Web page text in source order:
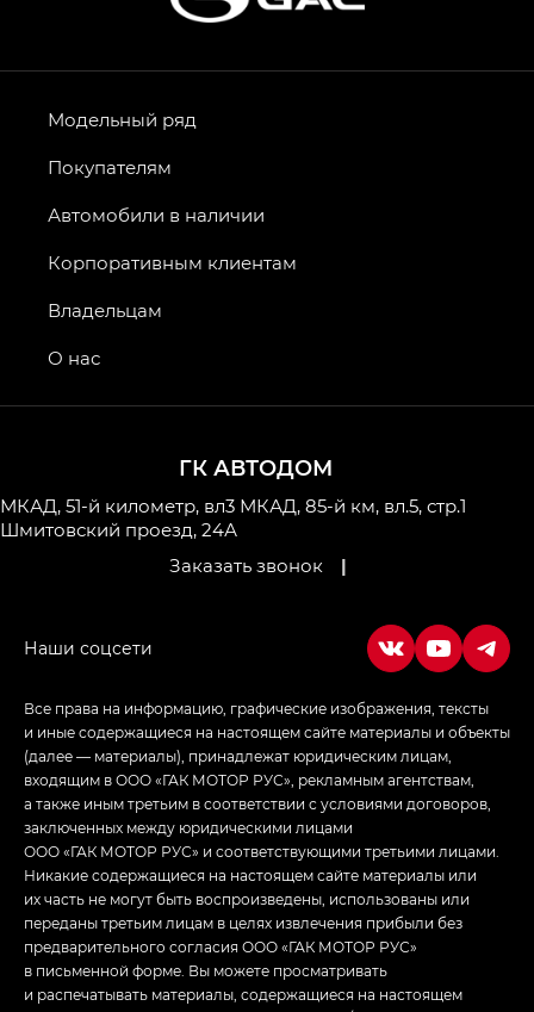
ГК АВТОДОМ
МКАД, 51-й километр, вл3 МКАД, 85-й км, вл.5, стр.1
Шмитовский проезд, 24А
Заказать звонок
|
Модельный ряд
Покупателям
Автомобили в наличии
Корпоративным клиентам
Владельцам
О нас
Все права на информацию, графические изображения, тексты
и иные содержащиеся на настоящем сайте материалы и объекты
(далее — материалы), принадлежат юридическим лицам,
входящим в ООО «ГАК МОТОР РУС», рекламным агентствам,
а также иным третьим в соответствии с условиями договоров,
заключенных между юридическими лицами
ООО «ГАК МОТОР РУС» и соответствующими третьими лицами.
Никакие содержащиеся на настоящем сайте материалы или
их часть не могут быть воспроизведены, использованы или
переданы третьим лицам в целях извлечения прибыли без
предварительного согласия ООО «ГАК МОТОР РУС»
в письменной форме. Вы можете просматривать
и распечатывать материалы, содержащиеся на настоящем